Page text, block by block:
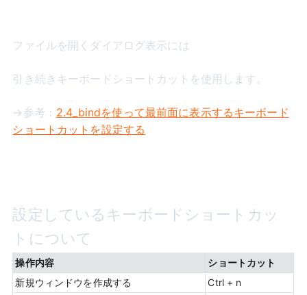
ファイルを開くダイアログ表示には
引き続きキーボードショートカットを使用します。
→参考： 2.4_bindを使って最前面に表示するキーボード
ショートカットを設定する
設定しているキーボードショートカッ
トについて
操作内容
ショートカット
新規ウィンドウを作成する
Ctrl + n